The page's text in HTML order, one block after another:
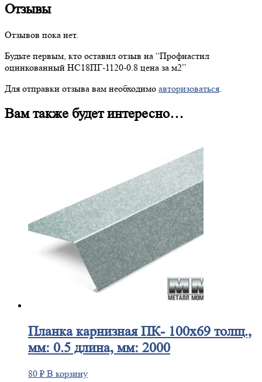
Отзывы
Отзывов пока нет.
Будьте первым, кто оставил отзыв на “Профнастил
оцинкованный НС18ПГ-1120-0.8 цена за м2”
Для отправки отзыва вам необходимо авторизоваться
Вам также будет интересно…
Планкакарнизная ПК- 100х69 толщ.,
мм: 0.5 длина, мм: 2000
80 ₽ В корзину